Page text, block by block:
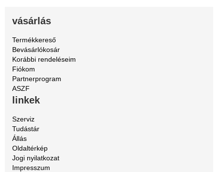
vásárlás
Termékkereső
Bevásárlókosár
Korábbi rendeléseim
Fiókom
Partnerprogram
ASZF
linkek
Szerviz
Tudástár
Állás
Oldaltérkép
Jogi nyilatkozat
Impresszum